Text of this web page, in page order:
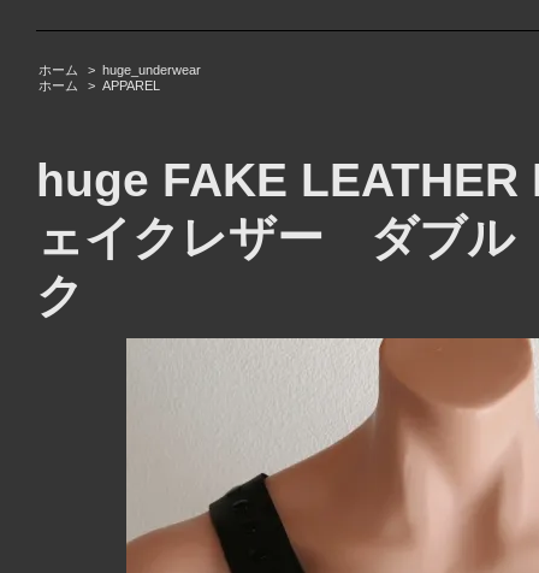
ホーム > huge_underwear
ホーム
> APPAREL
huge FAKE LEATHER
ェイクレザー ダブ
ク